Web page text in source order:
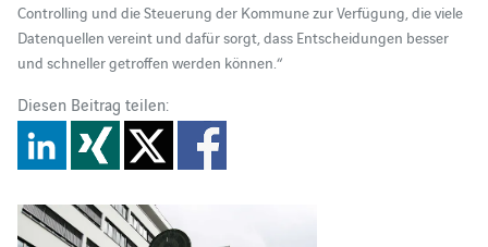
Controlling und die Steuerung der Kommune zur Verfügung, die viele
Datenquellen vereint und dafür sorgt, dass Entscheidungen besser
und schneller getroffen werden können.“
Diesen Beitrag teilen: